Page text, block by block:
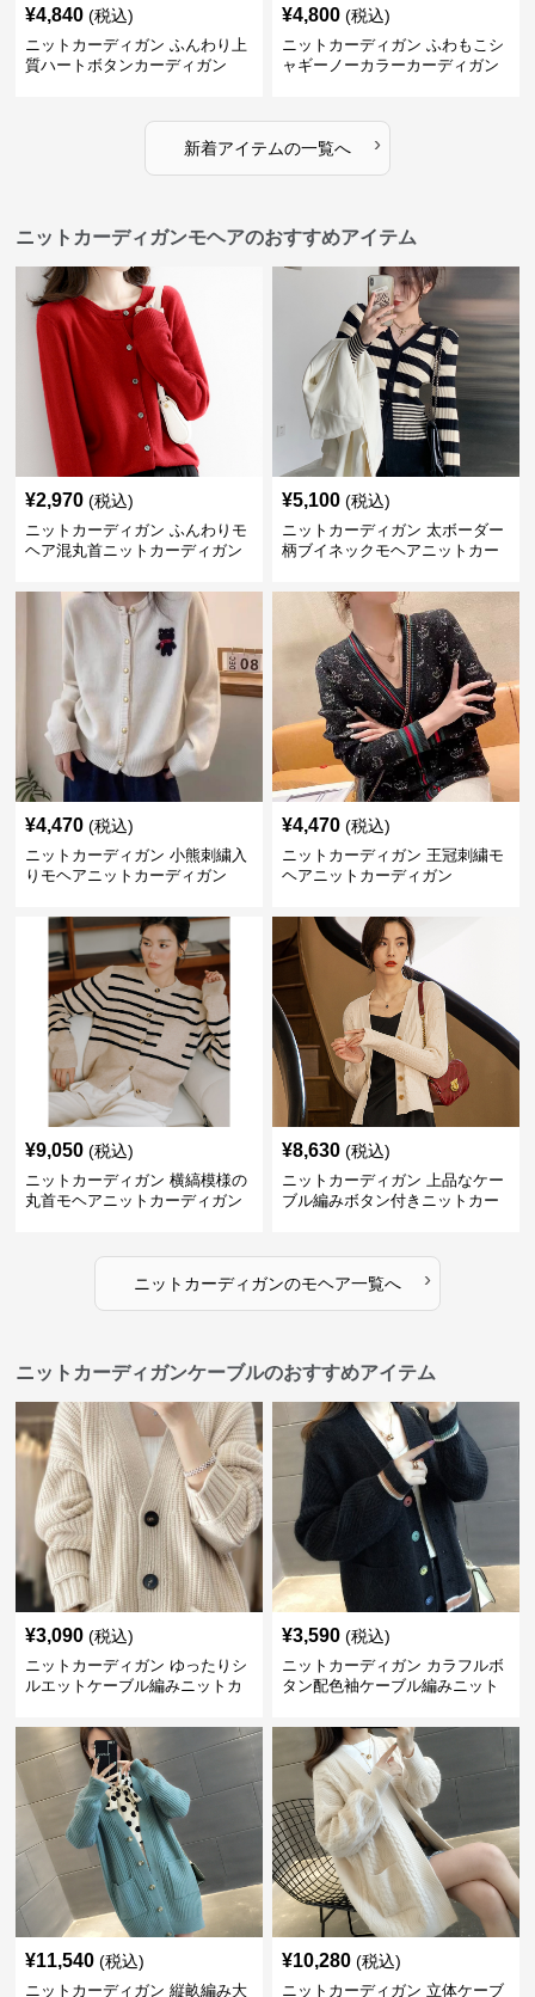
¥4,840 (税込)
ニットカーディガン ふんわり上
質ハートボタンカーディガン
¥4,800 (税込)
ニットカーディガン ふわもこシ
ャギーノーカラーカーディガン
新着アイテムの一覧へ ›
ニットカーディガンモヘアのおすすめアイテム
¥2,970 (税込)
ニットカーディガン ふんわりモ
ヘア混丸首ニットカーディガン
¥5,100 (税込)
ニットカーディガン 太ボーダー
柄ブイネックモヘアニットカー
¥4,470 (税込)
ニットカーディガン 小熊刺繍入
りモヘアニットカーディガン
¥4,470 (税込)
ニットカーディガン 王冠刺繍モ
ヘアニットカーディガン
¥9,050 (税込)
ニットカーディガン 横縞模様の
丸首モヘアニットカーディガン
¥8,630 (税込)
ニットカーディガン 上品なケー
ブル編みボタン付きニットカー
ニットカーディガンのモヘア一覧へ ›
ニットカーディガンケーブルのおすすめアイテム
¥3,090 (税込)
ニットカーディガン ゆったりシ
ルエットケーブル編みニットカ
¥3,590 (税込)
ニットカーディガン カラフルボ
タン配色袖ケーブル編みニット
¥11,540 (税込)
ニットカーディガン 縦畝編み大
¥10,280 (税込)
ニットカーディガン 立体ケーブ